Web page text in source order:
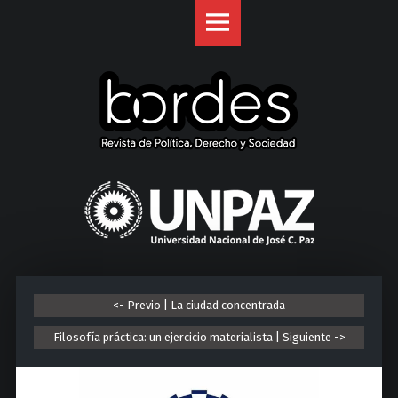
U
n
i
v
r
s
i
d
a
<- Previo | La ciudad concentrada
Filosofía práctica: un ejercicio materialista | Siguiente ->